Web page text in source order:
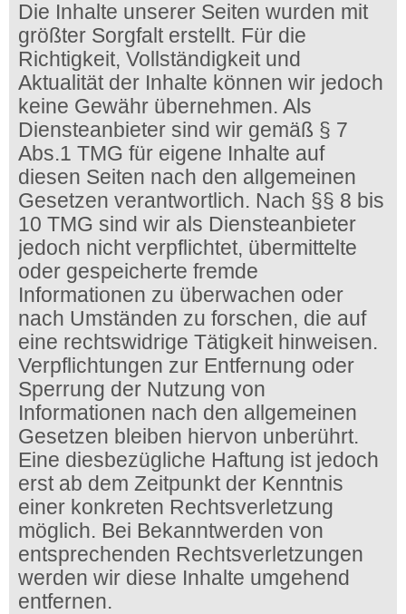
Die Inhalte unserer Seiten wurden mit
größter Sorgfalt erstellt. Für die
Richtigkeit, Vollständigkeit und
Aktualität der Inhalte können wir jedoch
keine Gewähr übernehmen. Als
Diensteanbieter sind wir gemäß § 7
Abs.1 TMG für eigene Inhalte auf
diesen Seiten nach den allgemeinen
Gesetzen verantwortlich. Nach §§ 8 bis
10 TMG sind wir als Diensteanbieter
jedoch nicht verpflichtet, übermittelte
oder gespeicherte fremde
Informationen zu überwachen oder
nach Umständen zu forschen, die auf
eine rechtswidrige Tätigkeit hinweisen.
Verpflichtungen zur Entfernung oder
Sperrung der Nutzung von
Informationen nach den allgemeinen
Gesetzen bleiben hiervon unberührt.
Eine diesbezügliche Haftung ist jedoch
erst ab dem Zeitpunkt der Kenntnis
einer konkreten Rechtsverletzung
möglich. Bei Bekanntwerden von
entsprechenden Rechtsverletzungen
werden wir diese Inhalte umgehend
entfernen.